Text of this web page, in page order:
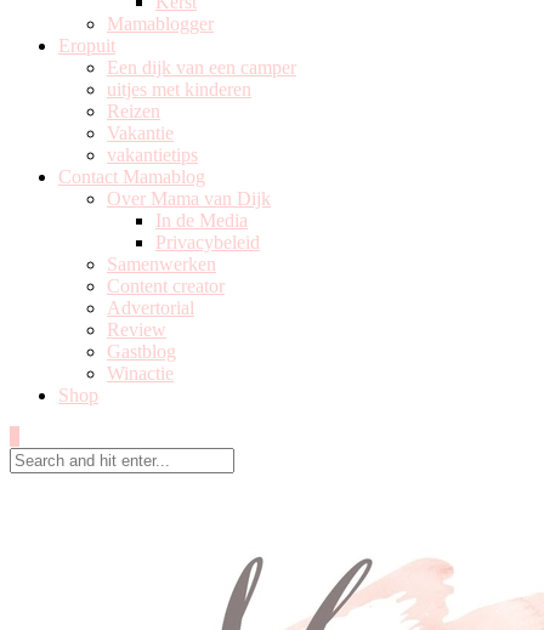
Mamablogger
Eropuit
Een dijk van een camper
uitjes met kinderen
Reizen
Vakantie
vakantietips
Contact Mamablog
Over Mama van Dijk
In de Media
Privacybeleid
Samenwerken
Content creator
Advertorial
Review
Gastblog
Winactie
Shop